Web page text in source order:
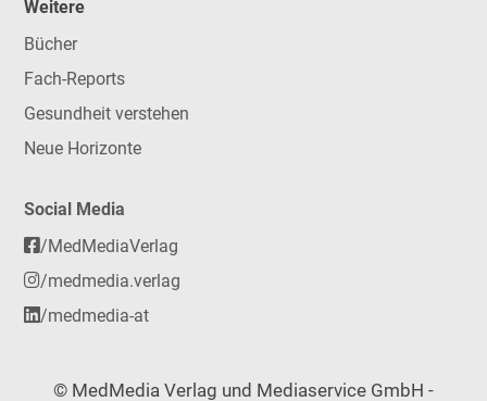
Weitere
Bücher
Fach-Reports
Gesundheit verstehen
Neue Horizonte
Social Media
/MedMediaVerlag
/medmedia.verlag
/medmedia-at
© MedMedia Verlag und Mediaservice GmbH -